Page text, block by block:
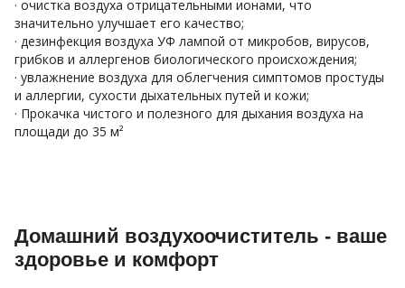
· очистка воздуха отрицательными ионами, что
значительно улучшает его качество;
· дезинфекция воздуха УФ лампой от микробов, вирусов,
грибков и аллергенов биологического происхождения;
· увлажнение воздуха для облегчения симптомов простуды
и аллергии, сухости дыхательных путей и кожи;
· Прокачка чистого и полезного для дыхания воздуха на
площади до 35 м²
Домашний воздухоочиститель - ваше
здоровье и комфорт